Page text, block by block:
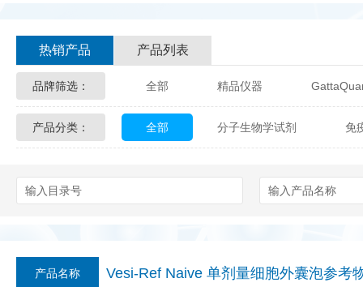
热销产品 产品列表
品牌筛选： 全部 精品仪器
Glycon Biochem Sterlitech
产品分类： 全部 分子生物学试剂 免
产品名称 Vesi-Ref Naive 单剂量细胞外囊泡参考